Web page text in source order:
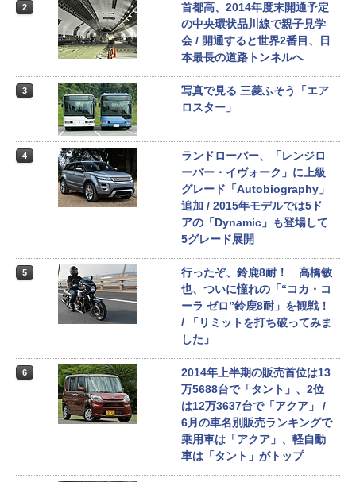
2
首都高、2014年度末開通予定
の中央環状品川線で親子見学
会 / 開通すると世界2番目、日
本最長の道路トンネルへ
3
写真で見る 三菱ふそう「エア
ロスター」
4
ランドローバー、「レンジロ
ーバー・イヴォーク」に上級
グレード「Autobiography」
追加 / 2015年モデルでは5ド
アの「Dynamic」も登場して
5グレード展開
5
行ったぞ、鈴鹿8耐！ 高橋敏
也、ついに憧れの「“コカ・コ
ーラ ゼロ”鈴鹿8耐」を観戦！
/ 「リミットを打ち破ってみま
した」
6
2014年上半期の販売首位は13
万5688台で「タント」、2位
は12万3637台で「アクア」 /
6月の車名別販売ランキングで
乗用車は「アクア」、軽自動
車は「タント」がトップ